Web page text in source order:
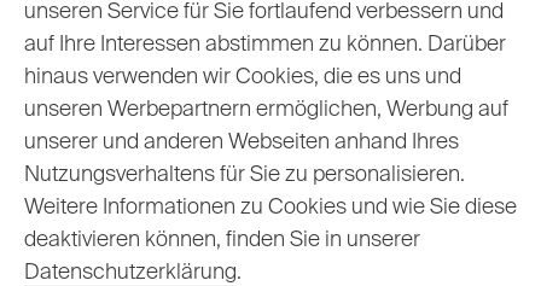
unseren Service für Sie fortlaufend verbessern und
auf Ihre Interessen abstimmen zu können. Darüber
hinaus verwenden wir Cookies, die es uns und
unseren Werbepartnern ermöglichen, Werbung auf
unserer und anderen Webseiten anhand Ihres
Nutzungsverhaltens für Sie zu personalisieren.
Weitere Informationen zu Cookies und wie Sie diese
deaktivieren können, finden Sie in unserer
Datenschutzerklärung.
Unser Blogarchiv